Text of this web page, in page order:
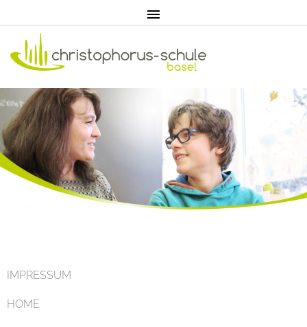
Home
IMPRESSUM
HOME